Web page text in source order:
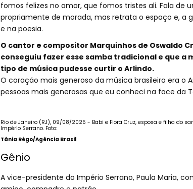
fomos felizes no amor, que fomos tristes ali. Fala de
propriamente de morada, mas retrata o espaço e, a
e na poesia.
O cantor e compositor Marquinhos de Oswaldo
conseguiu fazer esse samba tradicional e que a
tipo de música pudesse curtir o Arlindo.
O coração mais generoso da música brasileira era o
pessoas mais generosas que eu conheci na face da
Rio de Janeiro (RJ), 09/08/2025 - Babi e Flora Cruz, esposa e filha do
Império Serrano. Foto:
Tânia Rêgo/Agência Brasil
Gênio
A vice-presidente do Império Serrano, Paula Maria,